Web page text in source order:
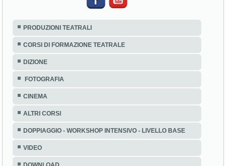
PRODUZIONI TEATRALI
CORSI DI FORMAZIONE TEATRALE
DIZIONE
FOTOGRAFIA
CINEMA
ALTRI CORSI
DOPPIAGGIO - WORKSHOP INTENSIVO - LIVELLO BASE